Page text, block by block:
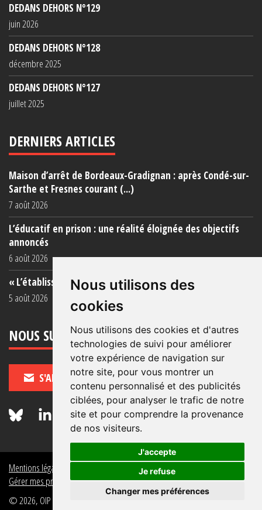
Nous utilisons des
cookies
Nous utilisons des cookies et d'autres
technologies de suivi pour améliorer
votre expérience de navigation sur
notre site, pour vous montrer un
contenu personnalisé et des publicités
ciblées, pour analyser le trafic de notre
site et pour comprendre la provenance
de nos visiteurs.
J'accepte
Je refuse
Changer mes préférences
DEDANS DEHORS N°129
juin 2026
DEDANS DEHORS N°128
décembre 2025
DEDANS DEHORS N°127
juillet 2025
DERNIERS ARTICLES
Maison d’arrêt de Bordeaux-Gradignan : après Condé-sur-
Sarthe et Fresnes courant (...)
7 août 2026
L’éducatif en prison : une réalité éloignée des objectifs
annoncés
6 août 2026
« L’établissement est une porcherie totale »
5 août 2026
NOUS SUIVRE
S'ABONNER
Mentions légales
Politique de données personnelles
Gérer mes préférences de données personnelles
© 2026, OIP Section FR